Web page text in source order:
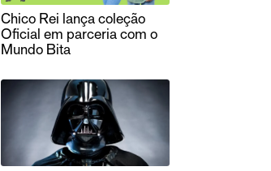
Chico Rei lança coleção
Oficial em parceria com o
Mundo Bita